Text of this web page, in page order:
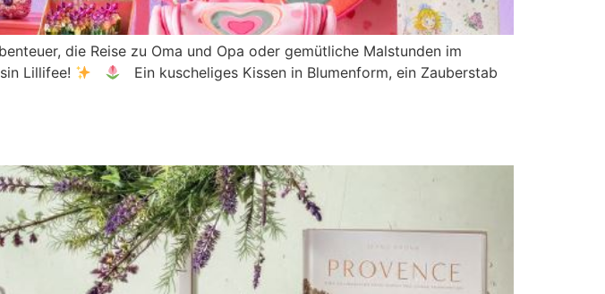
die Reise zu Oma und Opa oder gemütliche Malstunden im
Lillifee!
Ein kuscheliges Kissen in Blumenform, ein Zauberstab